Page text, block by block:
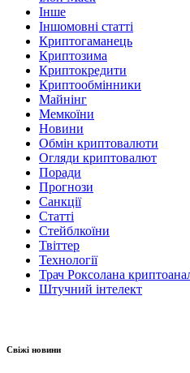
Інше
Іншомовні статті
Криптогаманець
Криптозима
Криптокредити
Криптообмінники
Майнінг
Мемкоїни
Новини
Обмін криптовалюти
Огляди криптовалют
Поради
Прогнози
Санкції
Статті
Стейблкоїни
Твіттер
Технології
Трач Роксолана
Штучний інтелект
Свіжі новини